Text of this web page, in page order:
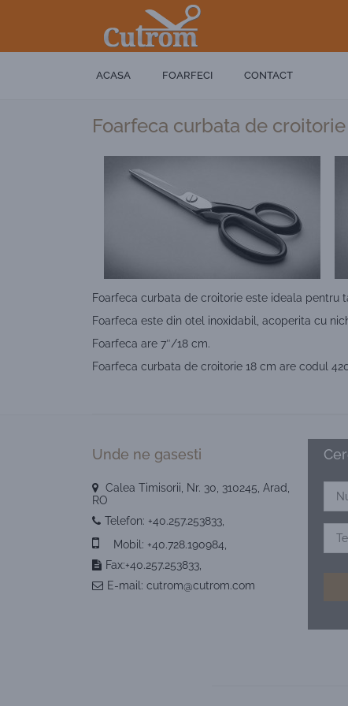
ACASA FOARFECI CONTACT
Foarfeca curbata de
Foarfeca curbata de croitorie este ideala pentru
Foarfeca este din otel inoxidabil, acoperita cu
Foarfeca are 7″/18 cm.
Foarfeca curbata de croitorie 18 cm are codul
Unde ne gasesti
Calea Timisorii, Nr. 30, 310245, Arad,
RO
Telefon: +40.257.253833
Mobil: +40.728.190984
Fax:+40.257.253833,
E-mail: cutrom@cutrom.com